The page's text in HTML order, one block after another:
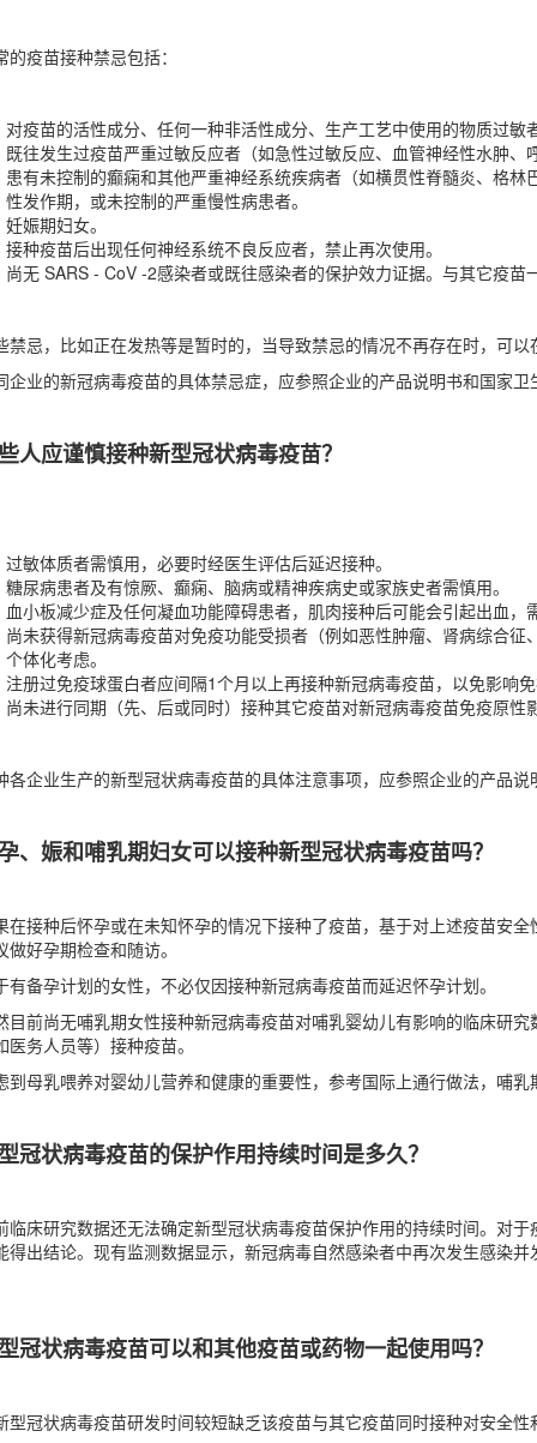
的疫苗接种禁忌包括：
对疫苗的活性成分、任何一种非活性成分、生产工艺中使用的物质过
既往发生过疫苗严重过敏反应者（如急性过敏反应、血管神经性水肿、
患有未控制的癫痫和其他严重神经系统疾病者（如横贯性脊髓炎、格
性发作期，或未控制的严重慢性病患者。
妊娠期妇女。
接种疫苗后出现任何神经系统不良反应者，禁止再次使用。
尚无 SARS - CoV -2感染者或既往感染者的保护效力证据。与其它疫
禁忌，比如正在发热等是暂时的，当导致禁忌的情况不再存在时，可
企业的新冠病毒疫苗的具体禁忌症，应参照企业的产品说明书和国家
人应谨慎接种新型冠状病毒疫苗？
过敏体质者需慎用，必要时经医生评估后延迟接种。
糖尿病患者及有惊厥、癫痫、脑病或精神疾病史或家族史者需慎用。
血小板减少症及任何凝血功能障碍患者，肌肉接种后可能会引起出血，
尚未获得新冠病毒疫苗对免疫功能受损者（例如恶性肿瘤、肾病综合
个体化考虑。
注册过免疫球蛋白者应间隔1个月以上再接种新冠病毒疫苗，以免影响
尚未进行同期（先、后或同时）接种其它疫苗对新冠病毒疫苗免疫原
各企业生产的新型冠状病毒疫苗的具体注意事项，应参照企业的产品
、娠和哺乳期妇女可以接种新型冠状病毒疫苗吗？
在接种后怀孕或在未知怀孕的情况下接种了疫苗，基于对上述疫苗安
做好孕期检查和随访。
有备孕计划的女性，不必仅因接种新冠病毒疫苗而延迟怀孕计划。
目前尚无哺乳期女性接种新冠病毒疫苗对哺乳婴幼儿有影响的临床研
医务人员等）接种疫苗。
到母乳喂养对婴幼儿营养和健康的重要性，参考国际上通行做法，哺
冠状病毒疫苗的保护作用持续时间是多久？
临床研究数据还无法确定新型冠状病毒疫苗保护作用的持续时间。对
得出结论。现有监测数据显示，新冠病毒自然感染者中再次发生感染
冠状病毒疫苗可以和其他疫苗或药物一起使用吗？
型冠状病毒疫苗研发时间较短缺乏该疫苗与其它疫苗同时接种对安全